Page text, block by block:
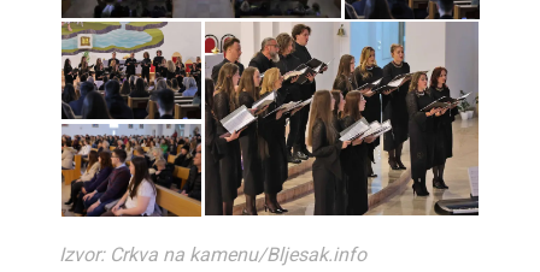
Izvor: Crkva na kamenu/Bljesak.info